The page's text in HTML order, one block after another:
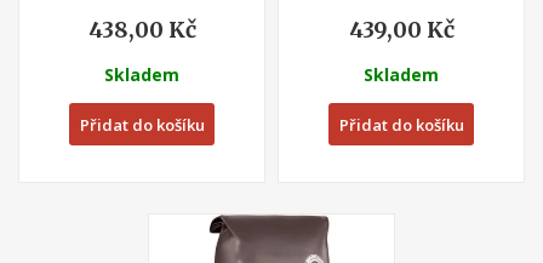
438,00 Kč
Skladem
Přidat do košíku
439,00 Kč
Skladem
Přidat do košíku